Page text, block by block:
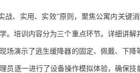
战、实用、实效”原则，聚焦公寓内关键
。培训内容分为三个重点环节。详细讲
场演示了逃生缓降器的固定、佩戴、下
员逐一进行了设备操作模拟体验，确保